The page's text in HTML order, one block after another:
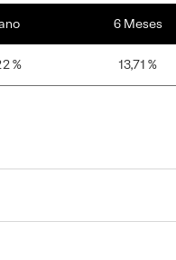
6 Meses
% 13,71 %